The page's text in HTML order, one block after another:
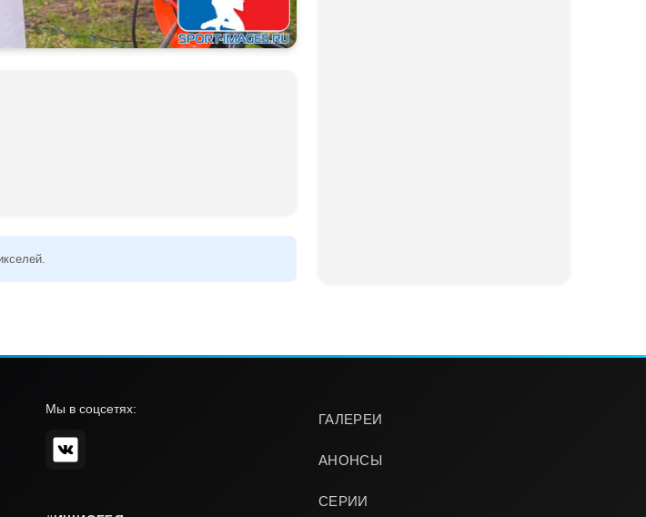
ГАЛЕРЕИ
АНОНСЫ
СЕРИИ
Мы в соцсетях: